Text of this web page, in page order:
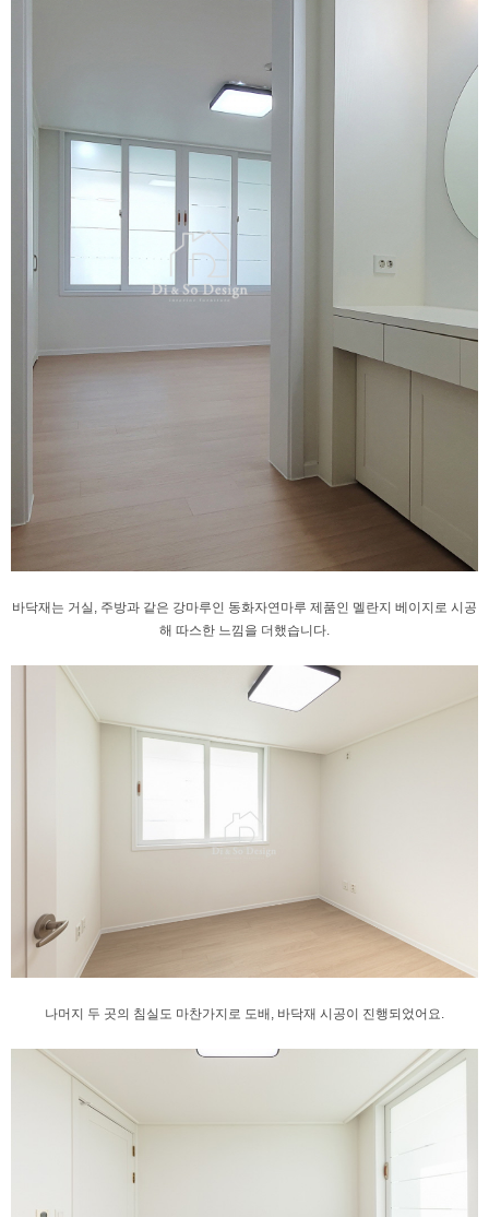
바닥재는 거실, 주방과 같은 강마루인 동화자연마루 제품인 멜란지 베이지로 시공
해 따스한 느낌을 더했습니다.
나머지 두 곳의 침실도 마찬가지로 도배, 바닥재 시공이 진행되었어요.